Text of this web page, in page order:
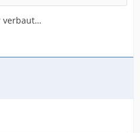
verbaut…